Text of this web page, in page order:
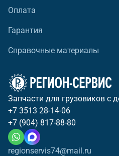
Оплата
Гарантия
Справочные материалы
Запчасти для грузовиков с
+7 3513 28-14-06
+7 (904) 817-88-80
regionservis74@mail.ru